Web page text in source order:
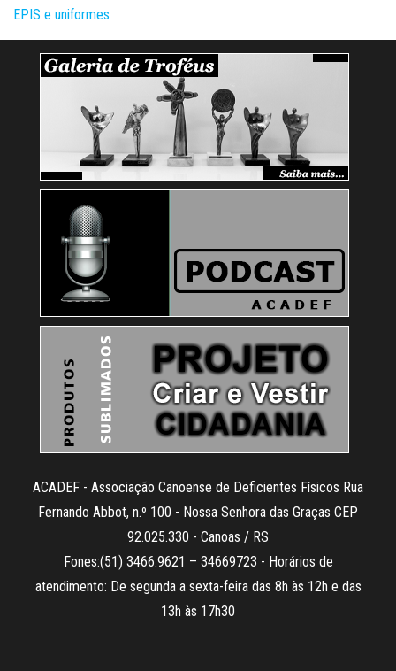
EPIS e uniformes
ACADEF - Associação Canoense de Deficientes Físicos Rua
Fernando Abbot, n.º 100 - Nossa Senhora das Graças CEP
92.025.330 - Canoas / RS
Fones:(51) 3466.9621 – 34669723 - Horários de
atendimento: De segunda a sexta-feira das 8h às 12h e das
13h às 17h30